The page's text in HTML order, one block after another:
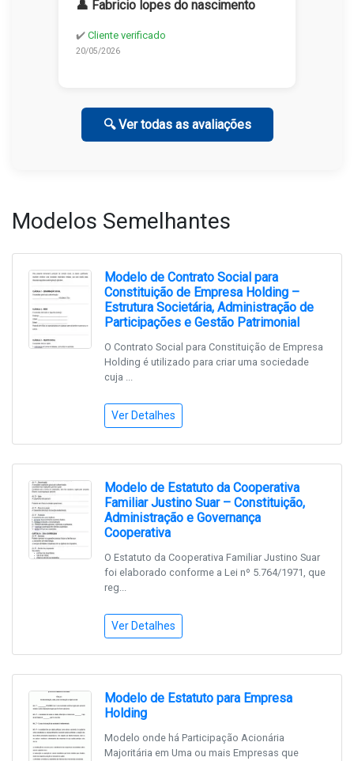
👤 Fabricio lopes do nascimento
✔️ Cliente verificado
20/05/2026
🔍 Ver todas as avaliações
Modelos Semelhantes
Modelo de Contrato Social para
Constituição de Empresa Holding –
Estrutura Societária, Administração de
Participações e Gestão Patrimonial
O Contrato Social para Constituição de Empresa
Holding é utilizado para criar uma sociedade
cuja ...
Ver Detalhes
Modelo de Estatuto da Cooperativa
Familiar Justino Suar – Constituição,
Administração e Governança
Cooperativa
O Estatuto da Cooperativa Familiar Justino Suar
foi elaborado conforme a Lei nº 5.764/1971, que
reg...
Ver Detalhes
Modelo de Estatuto para Empresa
Holding
Modelo onde há Participação Acionária
Majoritária em Uma ou mais Empresas que